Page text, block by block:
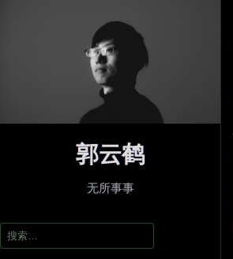
郭云鹤
无所事事
搜
索：